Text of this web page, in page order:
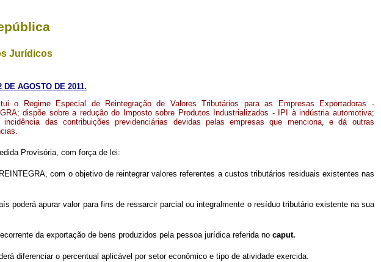
Jurídicos
DE AGOSTO DE 2011.
o Regime Especial de Reintegração de Valores Tributários para as Empresas Exportadoras -
dispõe sobre a redução do Imposto sobre Produtos Industrializados - IPI à indústria automotiva;
incidência das contribuições previdenciárias devidas pelas empresas que menciona, e dá outras
Provisória, com força de lei:
com o objetivo de reintegrar valores referentes a custos tributários residuais existentes nas
poderá apurar valor para fins de ressarcir parcial ou integralmente o resíduo tributário existente na sua
da exportação de bens produzidos pela pessoa jurídica referida nocaput.
diferenciar o percentual aplicável por setor econômico e tipo de atividade exercida.